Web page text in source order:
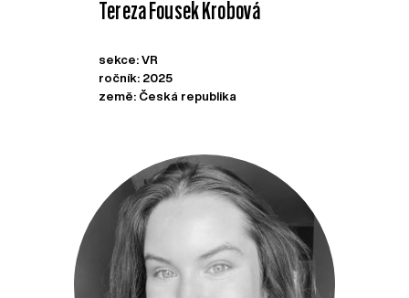
Tereza Fousek Krobová
sekce: VR
ročník: 2025
země: Česká republika